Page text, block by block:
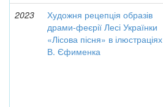
2023
Художня рецепція образів
драми-феєрії Лесі Українки
«Лісова пісня» в ілюстраціях
В. Єфименка